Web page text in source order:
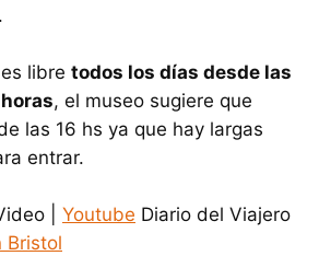
.
libre todos los días desde las
, el museo sugiere que
las 16 hs ya que hay largas
entrar.
| Youtube Diario del Viajero
Bristol